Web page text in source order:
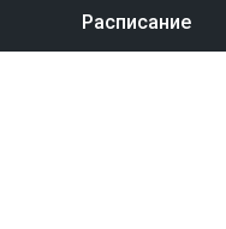
Расписание